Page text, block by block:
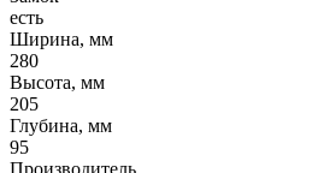
есть
Ширина, мм
280
Высота, мм
205
Глубина, мм
95
Производитель